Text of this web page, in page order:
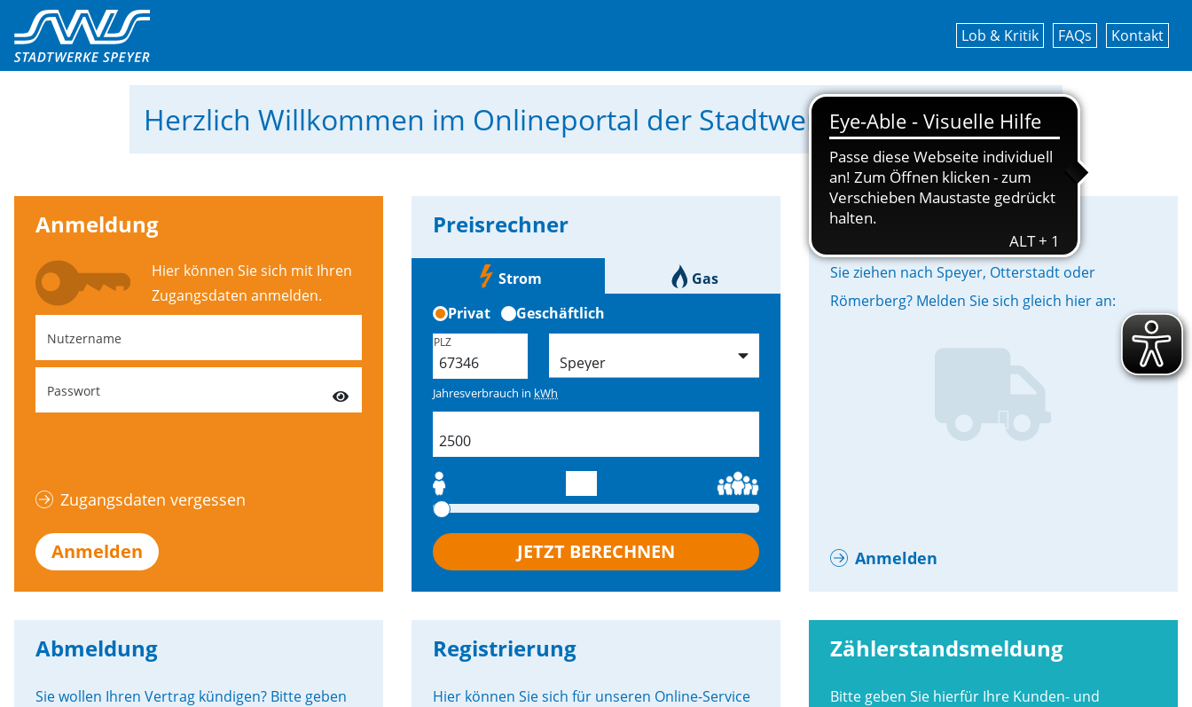
Lob & Kritik FAQs Kontakt
Herzlich Willkommen im Onlineportal der Stadtwerke Speyer GmbH!
Anmeldung
Hier können Sie sich mit Ihren
Zugangs­daten anmelden.
Nutzername
Passwort
Zugangsdaten vergessen
Anmelden
Preisrechner
Strom
Gas
Privat
Geschäftlich
PLZ
Jahresverbrauch in kWh
field.productSearch.buildingSize
JETZT BERECHNEN
Umzug
Sie ziehen nach Speyer, Otterstadt oder
Römerberg? Melden Sie sich gleich hier an:
Anmelden
Abmeldung
Sie wollen Ihren Vertrag kündigen? Bitte geben
Registrierung
Hier können Sie sich für unseren Online-Service
Zählerstandsmeldung
Bitte geben Sie hierfür Ihre Kunden- und